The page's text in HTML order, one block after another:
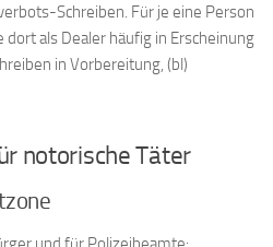
Schreiben. Für je eine Person
dort als Dealer häufig in Erscheinung
in Vorbereitung, (bl)
notorische Täter